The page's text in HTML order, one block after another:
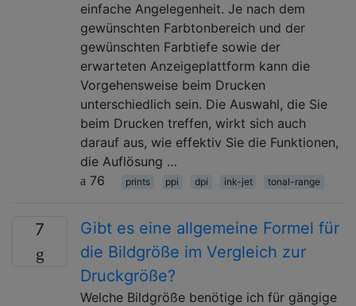
einfache Angelegenheit. Je nach dem
gewünschten Farbtonbereich und der
gewünschten Farbtiefe sowie der
erwarteten Anzeigeplattform kann die
Vorgehensweise beim Drucken
unterschiedlich sein. Die Auswahl, die Sie
beim Drucken treffen, wirkt sich auch
darauf aus, wie effektiv Sie die Funktionen,
die Auflösung …
76
prints ppi dpi ink-jet tonal-range
7
Gibt es eine allgemeine Formel für
die Bildgröße im Vergleich zur
Druckgröße?
Welche Bildgröße benötige ich für gängige